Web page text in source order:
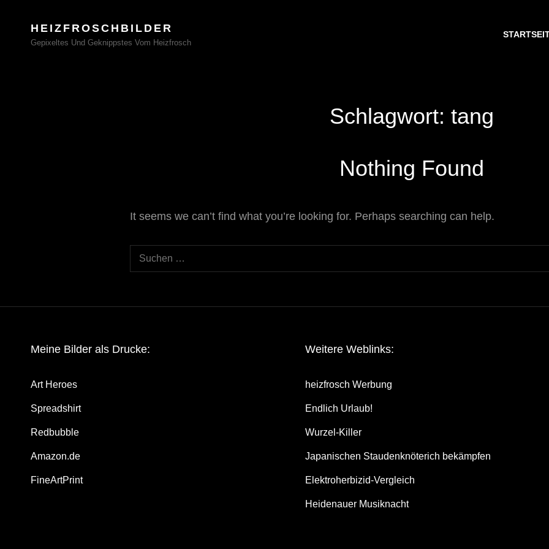
HEIZFROSCHBILDER
Gepixeltes Und Geknippstes Vom Heizfrosch
Schlagwort: tang
Nothing Found
It seems we can’t find what you’re looking for. Perhaps searching can help.
Search
for:
Mei­ne Bil­der als Drucke:
Art Heroes
Spread­shirt
Red­bubble
Amazon.de
Fine­Art­Print
Wei­te­re Weblinks:
heiz­frosch Werbung
End­lich Urlaub!
Wur­zel-Kil­ler
Japa­ni­schen Stau­den­knö­te­rich bekämpfen
Elek­tro­her­bi­zid-Ver­gleich
Hei­de­nau­er Musiknacht